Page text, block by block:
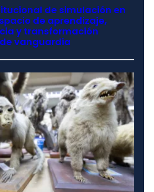
de simulación en
de aprendizaje,
y transformación
vanguardia